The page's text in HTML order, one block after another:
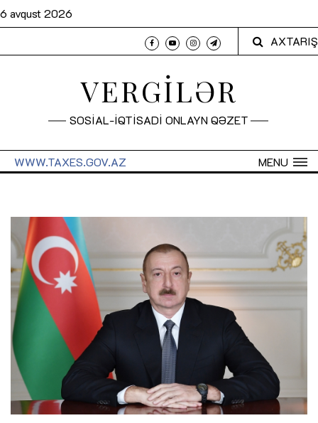
6 avqust 2026
AXTARIŞ
VERGİLƏR
SOSİAL-İQTİSADİ ONLAYN QƏZET
MENU
WWW.TAXES.GOV.AZ